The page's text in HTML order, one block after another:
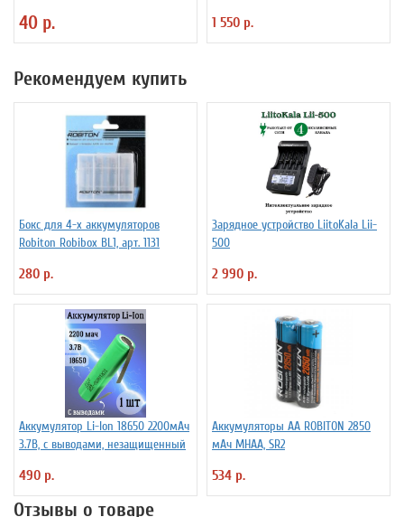
40 р. 1 550 р.
Рекомендуем купить
Бокс для 4-х аккумуляторов
Robiton Robibox BL1, арт. 1131
280 р.
Зарядное устройство LiitoKala Lii-
500
2 990 р.
Аккумулятор Li-Ion 18650 2200мАч
3.7В, с выводами, незащищенный
490 р.
Аккумуляторы АА ROBITON 2850
мАч MHAA, SR2
534 р.
Отзывы о товаре